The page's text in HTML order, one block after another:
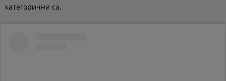
категорични са.